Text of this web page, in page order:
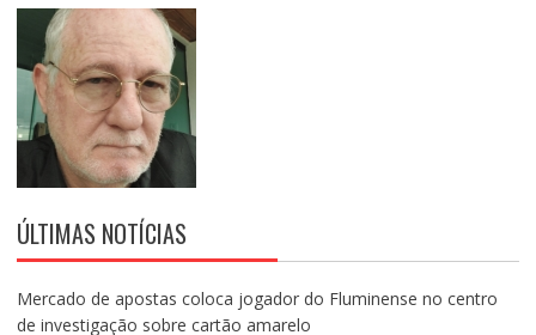
ÚLTIMAS NOTÍCIAS
Mercado de apostas coloca jogador do Fluminense no centro
de investigação sobre cartão amarelo